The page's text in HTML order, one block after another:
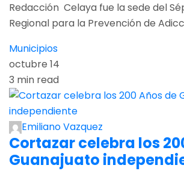
Redacción Celaya fue la sede del
Regional para la Prevención de
Municipios
octubre 14
3 min read
Emiliano Vazquez
Cortazar celebra los
Guanajuato